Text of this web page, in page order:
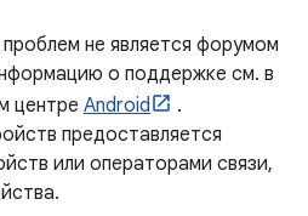
не является форумом
о поддержке см. в
центре Android
.
предоставляется
или операторами связи,